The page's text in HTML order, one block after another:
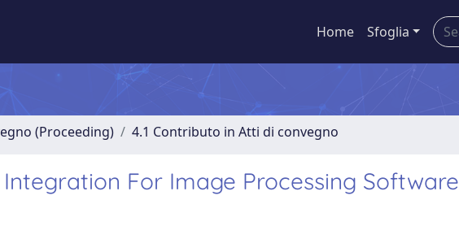
Home Sfoglia
(Proceeding) 4.1 Contributo in Atti di convegno
For Image Processing Software